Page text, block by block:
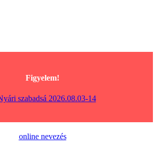
Figyelem!
online nevezés